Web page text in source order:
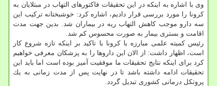
وی با اشاره به اینكه در این تحقیقات فاكتورهای التهاب در مبتلایان به
كرونا را مورد بررسی قرار دادیم، اشاره كرد: خوشبختانه تركیب این
سه دارو موجب كاهش التهاب ریه در بیماران شد. بدین جهت مدت
اقامت و بستری بیمار به صورت محسوس كم شد.
رئیس كمیته علمی مبارزه با كرونا با تاكید بر اینكه تازه شروع كار
است، اظهار داشت: از الان این داروها را به پزشكان معرفی خواهیم
كرد برای اینكه نتایج تحقیقات ما موفقیت آمیز بوده است اما باید این
تحقیقات ادامه داشته باشد تا در نهایت پس از مدت زمانی به یك
پروتكل درمانی كشوری تبدیل گردد.